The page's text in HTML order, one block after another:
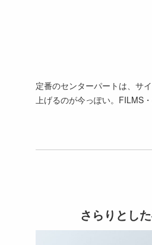
定番のセンターパートは、サ
上げるのが今っぽい。FILMS
さらりとし